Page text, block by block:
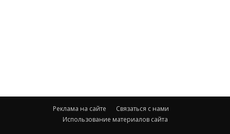
Реклама на сайте
Связаться с нами
Использование материалов сайта